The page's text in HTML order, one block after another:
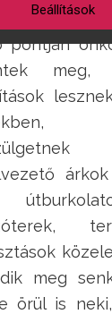
Beállítások
pontján
meg,
meg
örül is